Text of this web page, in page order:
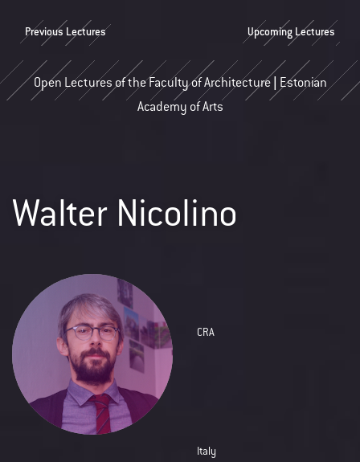
Previous Lectures Upcoming Lectures
Open Lectures of the Faculty of Architecture | Estonian
Academy of Arts
Walter Nicolino
CRA
Italy